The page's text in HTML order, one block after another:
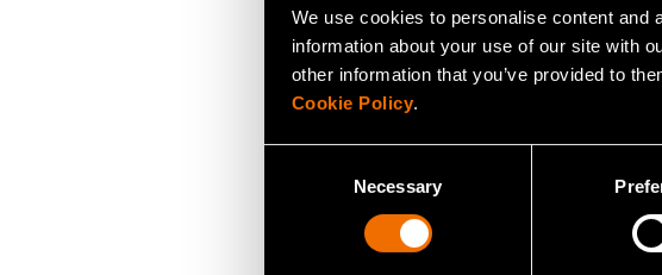
We use cookies to personalise content and
information about your use of our site with
other information that you’ve provided to
Cookie Policy.
Necessary